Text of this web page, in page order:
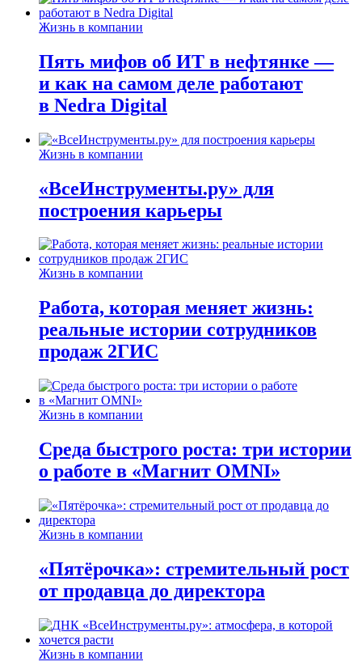
Жизнь в компании
Пять мифов об ИТ в нефтянке —
и как на самом деле работают
в Nedra Digital
Жизнь в компании
«ВсеИнструменты.ру» для
построения карьеры
Жизнь в компании
Работа, которая меняет жизнь:
реальные истории сотрудников
продаж 2ГИС
Жизнь в компании
Среда быстрого роста: три истории
о работе в «Магнит OMNI»
Жизнь в компании
«Пятёрочка»: стремительный рост
от продавца до директора
Жизнь в компании